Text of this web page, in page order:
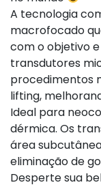
A tecnologia
macrofocado
com o objetivo
transdutores
procedimentos
lifting,
Ideal para
dérmica. Os
área
eliminação de
Desperte sua